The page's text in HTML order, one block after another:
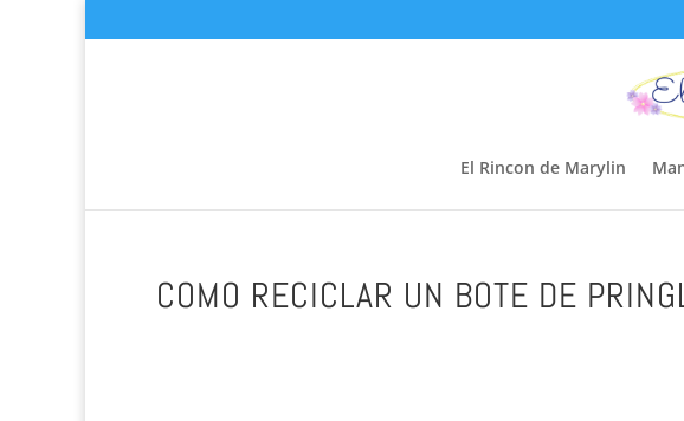
El Rincon de Marylin
COMO RECICLAR UN BOTE DE